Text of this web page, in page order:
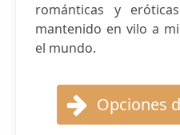
románticas y
mantenido en vilo a
el mundo.
Opciones